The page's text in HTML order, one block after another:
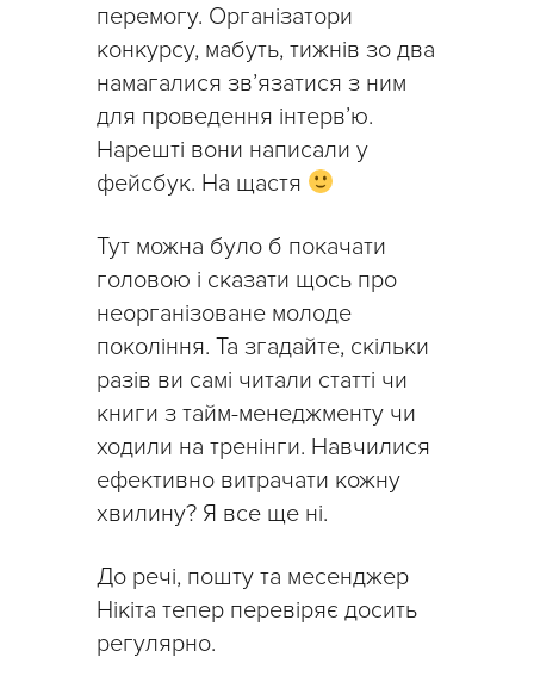
перемогу. Організатори
конкурсу, мабуть, тижнів зо два
намагалися зв’язатися з ним
для проведення інтерв’ю.
Нарешті вони написали у
фейсбук. На щастя
Тут можна було б покачати
головою і сказати щось про
неорганізоване молоде
покоління. Та згадайте, скільки
разів ви самі читали статті чи
книги з тайм-менеджменту чи
ходили на тренінги. Навчилися
ефективно витрачати кожну
хвилину? Я все ще ні.
До речі, пошту та месенджер
Нікіта тепер перевіряє досить
регулярно.